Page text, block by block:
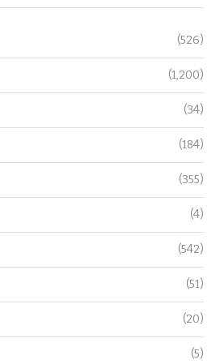
(526)
(1,200)
(34)
(184)
(355)
(4)
(542)
(51)
(20)
(5)